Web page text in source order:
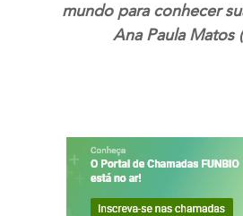
mundo para conhecer
Ana Paula Matos